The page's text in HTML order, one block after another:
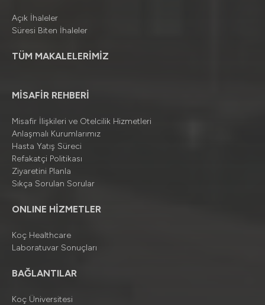
Açık İhaleler
Süresi Biten İhaleler
TÜM MAKALELERİMİZ
MİSAFİR REHBERİ
Misafir İlişkileri ve Otelcilik Hizmetleri
Anlaşmalı Kurumlarımız
Hasta Yatış Süreci
Refakatçi Politikası
Ziyaretini Planla
Sıkça Sorulan Sorular
ONLINE HİZMETLER
Koç Healthcare
Laboratuvar Sonuçları
BAĞLANTILAR
Koç Üniversitesi